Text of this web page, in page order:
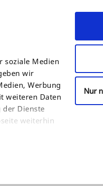
soziale Medien
wir
Werbung
weiteren Daten
der Dienste
weiterhin
Nur